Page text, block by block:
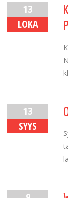
13
LOKA
13
SYYS